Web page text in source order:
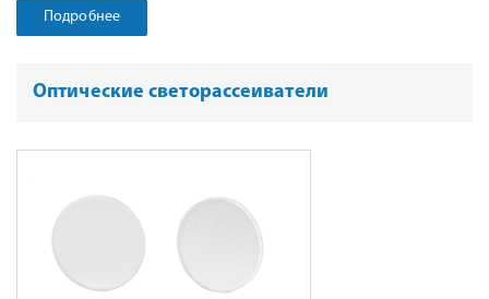
Подробнее
Оптические светорассеиватели